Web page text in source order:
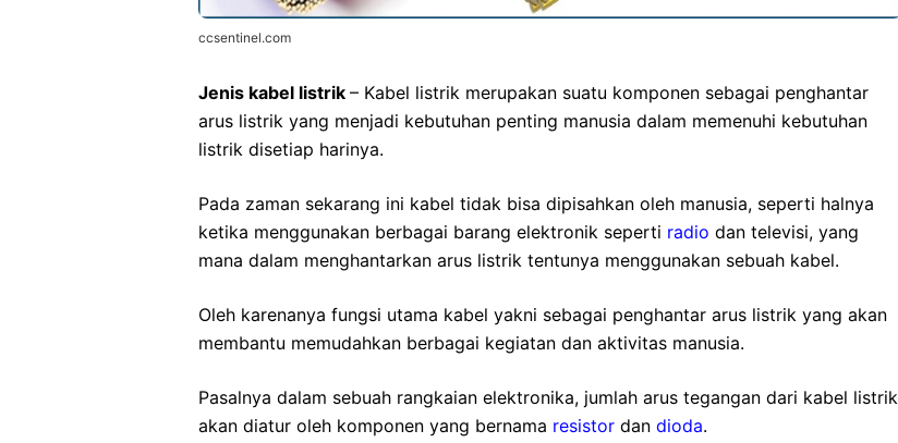
ccsentinel.com
Jenis kabel listrik – Kabel listrik merupakan suatu komponen sebagai penghantar
arus listrik yang menjadi kebutuhan penting manusia dalam memenuhi kebutuhan
listrik disetiap harinya.
Pada zaman sekarang ini kabel tidak bisa dipisahkan oleh manusia, seperti halnya
ketika menggunakan berbagai barang elektronik seperti radio dan televisi, yang
mana dalam menghantarkan arus listrik tentunya menggunakan sebuah kabel.
Oleh karenanya fungsi utama kabel yakni sebagai penghantar arus listrik yang akan
membantu memudahkan berbagai kegiatan dan aktivitas manusia.
Pasalnya dalam sebuah rangkaian elektronika, jumlah arus tegangan dari kabel listrik
akan diatur oleh komponen yang bernama resistor dan dioda.